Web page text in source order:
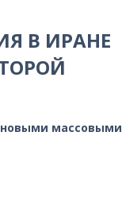
В ИРАНЕ
новыми массовыми